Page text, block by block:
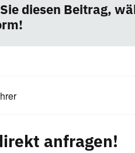
diesen Beitrag,
anfragen!